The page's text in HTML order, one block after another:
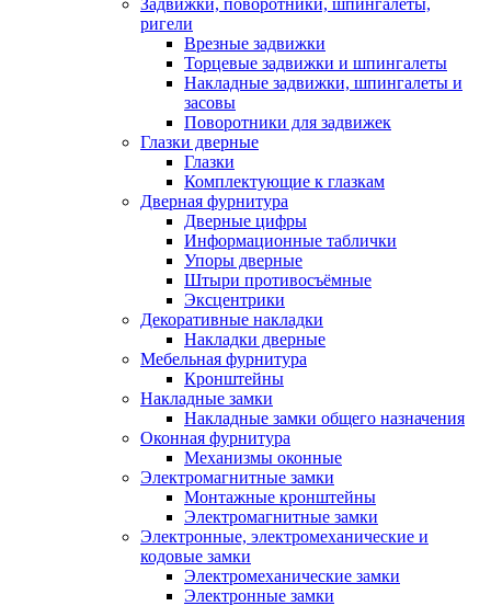
Задвижки, поворотники, шпингалеты,
ригели
Врезные задвижки
Торцевые задвижки и шпингалеты
Накладные задвижки, шпингалеты и
засовы
Поворотники для задвижек
Глазки дверные
Глазки
Комплектующие к глазкам
Дверная фурнитура
Дверные цифры
Информационные таблички
Упоры дверные
Штыри противосъёмные
Эксцентрики
Декоративные накладки
Накладки дверные
Мебельная фурнитура
Кронштейны
Накладные замки
Накладные замки общего назначения
Оконная фурнитура
Механизмы оконные
Электромагнитные замки
Монтажные кронштейны
Электромагнитные замки
Электронные, электромеханические и
кодовые замки
Электромеханические замки
Электронные замки